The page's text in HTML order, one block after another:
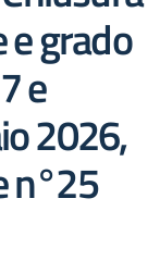
grado
e
2026,
n°25